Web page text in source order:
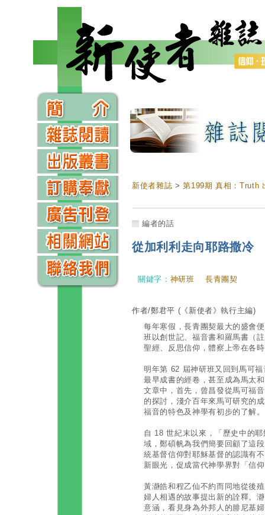
新使者雜誌 >第199期 真相：
編者的話
從加利利走向耶路撒冷
關鍵字： 神研班 長青團契
作者/鄭君平 (《新使者》執行主編)
每年寒假，長青團契最大的盛會
班以創世記、福音書和羅馬書（
聖經、反思信仰，體察上帝在各
明年第 62 屆神研班又回到馬可
最早成書的經卷，甚至成為馬太
文章中，首先，曾昌發從馬可福
的探討，淺介百年來馬可研究的
福音的特色及神學有初步的了解。
自 18 世紀末以來，「歷史中的
域，鄭碩帆為我們簡要回顧了這
統基督信仰對耶穌基督的認識有
新眼光，促成當代神學界對「信
黃瀞皓和程乙仙不約而同地從後
婦人相遇的故事提出新的詮釋。
意涵，看見身為外邦人的腓尼基